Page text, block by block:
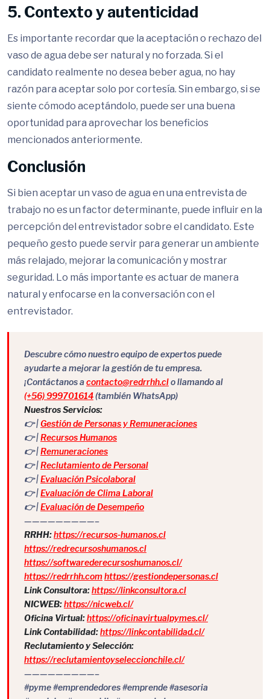
5. Contexto y autenticidad
Es importante recordar que la aceptación o rechazo del
vaso de agua debe ser natural y no forzada. Si el
candidato realmente no desea beber agua, no hay
razón para aceptar solo por cortesía. Sin embargo, si se
siente cómodo aceptándolo, puede ser una buena
oportunidad para aprovechar los beneficios
mencionados anteriormente.
Conclusión
Si bien aceptar un vaso de agua en una entrevista de
trabajo no es un factor determinante, puede influir en la
percepción del entrevistador sobre el candidato. Este
pequeño gesto puede servir para generar un ambiente
más relajado, mejorar la comunicación y mostrar
seguridad. Lo más importante es actuar de manera
natural y enfocarse en la conversación con el
entrevistador.
Descubre cómo nuestro equipo de expertos puede
ayudarte a mejorar la gestión de tu empresa.
¡Contáctanos acontacto@redrrhh.clo llamando al
(+56) 999701614(también WhatsApp)
Nuestros Servicios:
👉 |Gestión de Personas y Remuneraciones
👉 |Recursos Humanos
👉 |Remuneraciones
👉 |Reclutamiento de Personal
👉 |Evaluación Psicolaboral
👉 |Evaluación de Clima Laboral
👉 |Evaluación de Desempeño
—————————–
RRHH:https://recursos-humanos.cl
https://redrecursoshumanos.cl
https://softwarederecursoshumanos.cl/
https://redrrhh.comhttps://gestiondepersonas.cl
Link Consultora:https://linkconsultora.cl
NICWEB:https://nicweb.cl/
Oficina Virtual:https://oficinavirtualpymes.cl/
Link Contabilidad:https://linkcontabilidad.cl/
Reclutamiento y Selección:
https://reclutamientoyseleccionchile.cl/
—————————–
#pyme #emprendedores #emprende #asesoria